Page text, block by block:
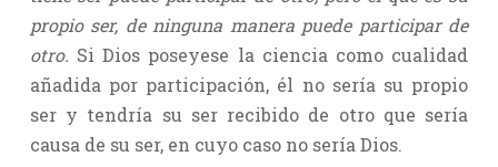
propio ser, de ninguna manera puede participar de
otro. Si Dios poseyese la ciencia como cualidad
añadida por participación, él no sería su propio
ser y tendría su ser recibido de otro que sería
causa de su ser, en cuyo caso no sería Dios.